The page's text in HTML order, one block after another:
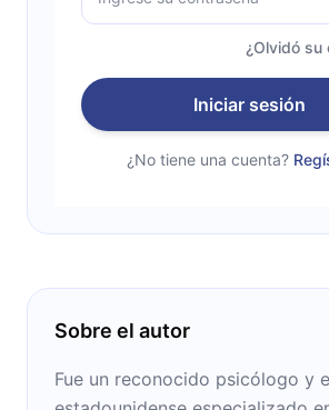
¿Olvidó su
Iniciar sesión
¿No tiene una cuenta?
Sobre el autor
Fue un reconocido psicólogo y